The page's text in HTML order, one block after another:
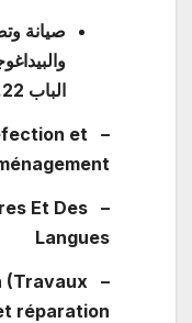
صيانة
الباب
et
Et Des
Langues
(Travaux
réparation